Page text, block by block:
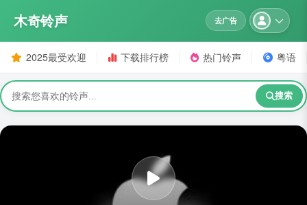
木奇铃声 去广告
2025最受欢迎 下载排行榜 热门铃声 粤语
搜索